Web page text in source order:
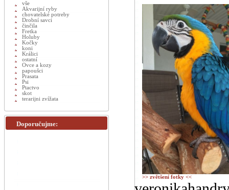
>> zvětšení fotky <<
vše
Akvarijní ryby
chovatelské potreby
Drobní savci
činčila
Fretka
Holuby
Kočky
koni
Králici
ostatní
Ovce a kozy
papoušci
Prasata
Psi
Ptactvo
skot
terarijni zvížata
Doporučujme: